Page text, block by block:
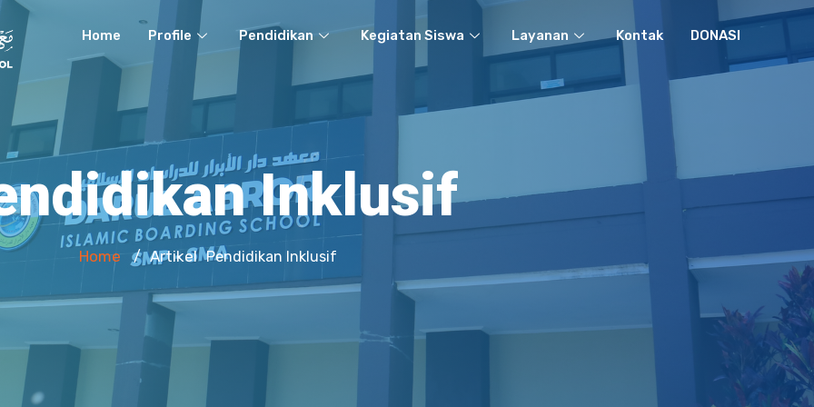
Home Profile Pendidikan Kegiatan Siswa Layanan Kontak DONASI
Inklusif
Home / Artikel Pendidikan Inklusif